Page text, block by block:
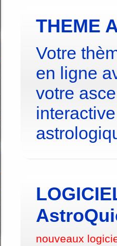
THEME
Votre
en ligne
votre
nouveaux